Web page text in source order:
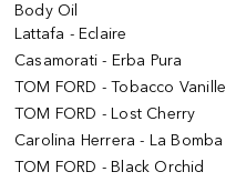
Body Oil
Lattafa - Eclaire
Casamorati - Erba Pura
TOM FORD - Tobacco Vanille
TOM FORD - Lost Cherry
Carolina Herrera - La Bomba
TOM FORD - Black Orchid